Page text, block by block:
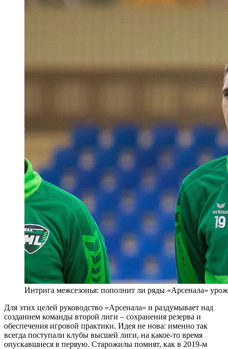
Интрига межсезонья: пополнит ли ряды «Арсенала»
Для этих целей руководство «Арсенала» и раздумывает над
созданием команды второй лиги – сохранения резерва и
обеспечения игровой практики. Идея не нова: именно так
всегда поступали клубы высшей лиги, на какое-то время
опускавшиеся в первую. Старожилы помнят, как в 2019-м